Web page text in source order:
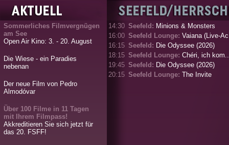
Sommerliches Filmvergnügen
am See
Open Air Kino: 3. - 20. August
Die Wiese - ein Paradies
nebenan
Der neue Film von Pedro
Almodóvar
Über 100 Filme in 11 Tagen
mit Ihrem Filmpass!
Akkreditieren Sie sich jetzt für
das 20. FSFF!
14:30 Seefeld: Minions & Monsters
16:00 Seefeld Lounge: Vaiana (Live-
16:15 Seefeld: Die Odyssee (2026)
18:15 Seefeld Lounge: Chéri, ich
19:45 Seefeld: Die Odyssee (2026)
20:15 Seefeld Lounge: The Invite